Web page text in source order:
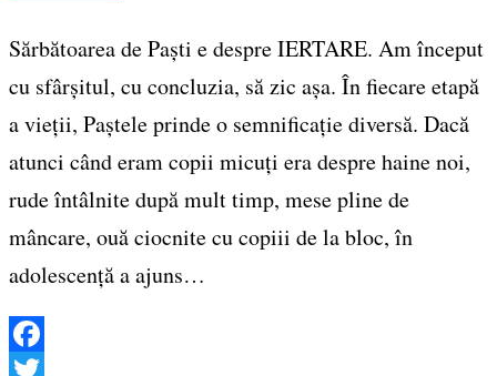
Sărbătoarea de Paști e despre IERTARE. Am început
cu sfârșitul, cu concluzia, să zic așa. În fiecare etapă
a vieții, Paștele prinde o semnificație diversă. Dacă
atunci când eram copii micuți era despre haine noi,
rude întâlnite după mult timp, mese pline de
mâncare, ouă ciocnite cu copiii de la bloc, în
adolescență a ajuns…
Facebook